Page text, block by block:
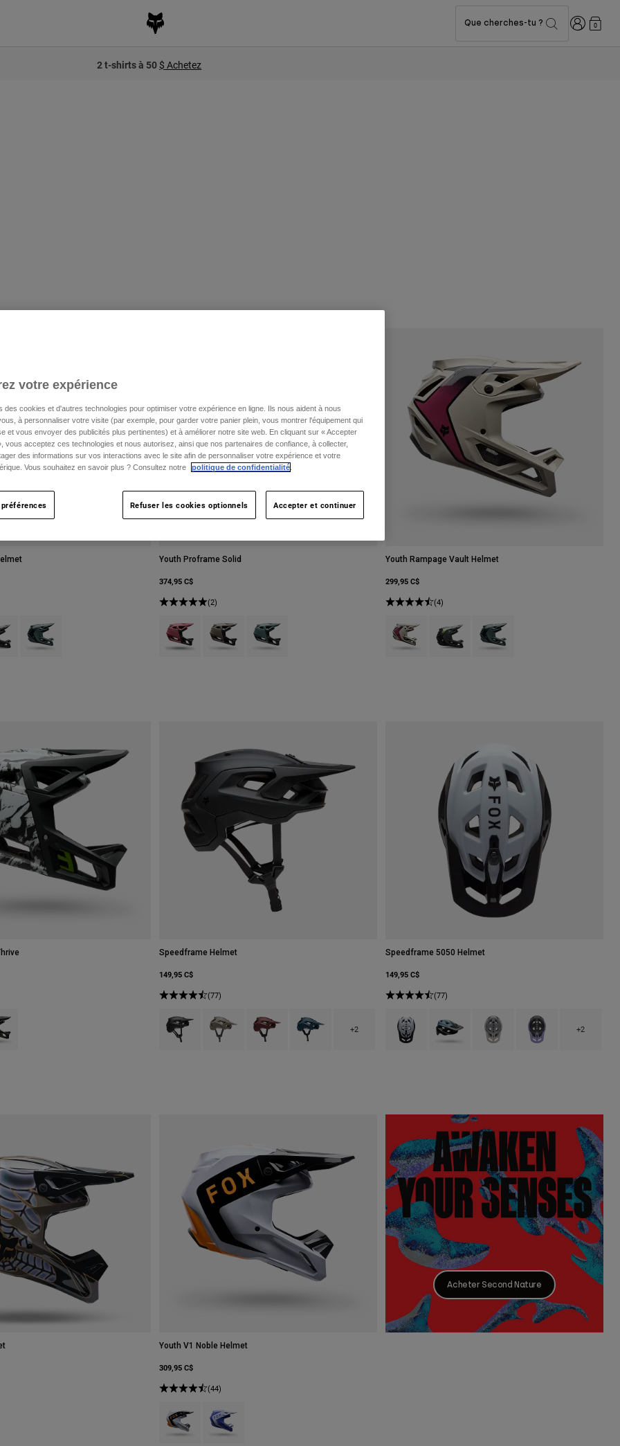
Que cherches-tu ? Connexion
0
2 t-shirts à 50 $ Achetez
of Blanc craie.
swatch type of Gris étain.
Product swatch type of Vert sauge.
Youth Proframe Solid
374,95 C$
(2)
Product swatch type of Baies.
Product swatch type of Muscade Marron.
Product swatch type of Vert sauge.
Youth Rampage Vault Helmet
299,95 C$
(4)
Product swatch type of Blanc craie.
Product swatch type of Gris étain.
Product swatch type of Vert
of Muscade Marron.
swatch type of Blanc.
Speedframe Helmet
149,95 C$
(77)
Product swatch type of Noir.
Product swatch type of Vert militaire.
Product swatch type of Brun rouille.
Product swatch type of Bleu crépuscule.
+2
Speedframe 5050 Helmet
149,95 C$
(77)
Product swatch type of Noir/Blanc.
Product swatch type of Bleu cobalt profond.
Product swatch type of Gris clair.
Product swatch type of
+2
Youth V1 Noble Helmet
309,95 C$
(44)
Product swatch type of Noir/Blanc.
Product swatch type of Pur Dove.
Acheter Second Nature
votre expérience
des cookies et d'autres technologies pour optimiser votre expérience en ligne. Ils nous aident à nous
à personnaliser votre visite (par exemple, pour garder votre panier plein, vous montrer l'équipement qui
et vous envoyer des publicités plus pertinentes) et à améliorer notre site web. En cliquant sur « Accepter
vous acceptez ces technologies et nous autorisez, ainsi que nos partenaires de confiance, à collecter,
des informations sur vos interactions avec le site afin de personnaliser votre expérience et votre
Vous souhaitez en savoir plus ? Consultez notre
politique de confidentialité.
Refuser les cookies optionnels Accepter et continuer